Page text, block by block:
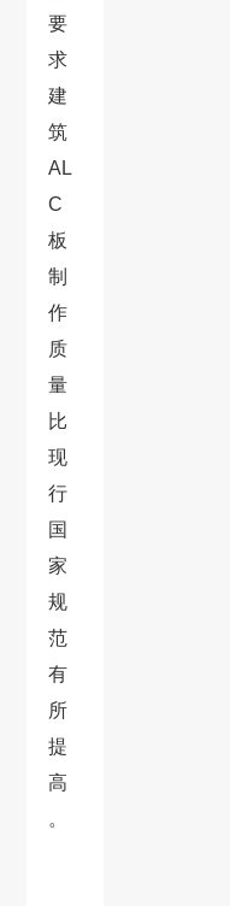
要
求
建
筑
AL
C
板
制
作
质
量
比
现
行
国
家
规
范
有
所
提
高
。